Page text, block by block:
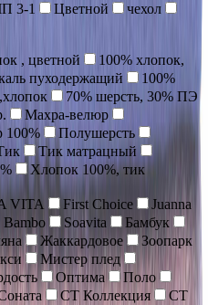
3-1 Цветной
чехол
, цветной
100% хлопок,
пуходержащий
100%
70% шерсть, 30% ПЭ
Махра-велюр
100%
Полушерсть
Тик матрацный
Хлопок 100%, тик
VITA First Choice
Juanna
Bambo Soavita
Бамбук
Жаккардовое
Зоопарк
Мистер плед
Оптима
Поло
СТ Коллекция
СТ